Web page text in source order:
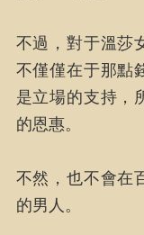
不過，對于溫莎
不僅僅在于那點
是立場的支持，
的恩惠。
不然，也不會在
的男人。